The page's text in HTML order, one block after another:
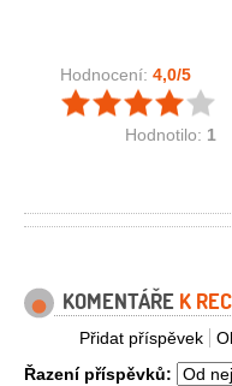
Hodnocení: 4,0/5
Hodnotilo: 1
KOMENTÁŘE K
Přidat příspěvek
Řazení příspěvků: